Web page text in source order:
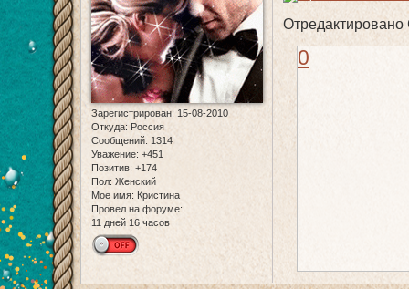
Зарегистрирован: 15-08-2010
Откуда: Россия
Сообщений: 1314
Уважение: +451
Позитив: +174
Пол: Женский
Мое имя: Кристина
Провел на форуме:
11 дней 16 часов
0